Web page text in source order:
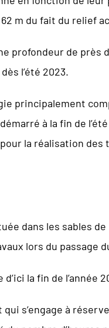
m du fait du relief
profondeur de près
l’été 2023.
principalement
à la fin de
la réalisation des
dans les sables
lors du passage
la fin de l’année
s’engage à